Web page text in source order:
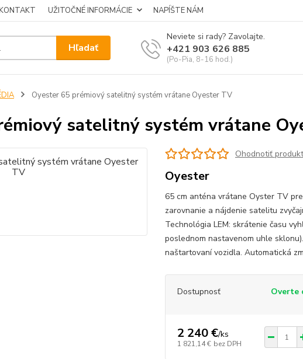
UŽITOČNÉ INFORMÁCIE NAPÍŠTE NÁM
Hľadať
Neviete si rady? Zavolajte.
+421 903 626 885
(Po-Pia, 8-16 hod.)
Oyester 65 prémiový satelitný systém vrátane Oyester TV
satelitný systém vrátane
Ohodnotiť produkt
Oyester
65 cm anténa vrátane Oyster TV
zarovnanie a nájdenie satelitu
Technológia LEM: skrátenie času
poslednom nastavenom uhle
naštartovaní vozidla. Automatická
Dostupnosť Overte
2 240 €/ks
1 821,14 € bez DPH